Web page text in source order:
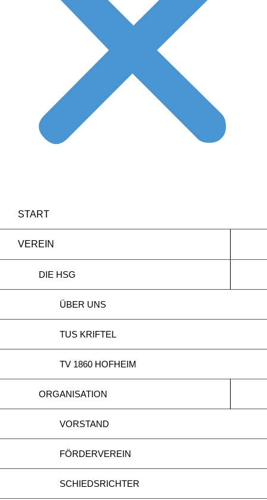
START
VEREIN
DIE HSG
ÜBER UNS
TUS KRIFTEL
TV 1860 HOFHEIM
ORGANISATION
VORSTAND
FÖRDERVEREIN
SCHIEDSRICHTER